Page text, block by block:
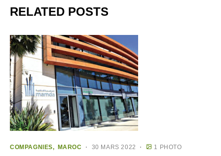
RELATED POSTS
COMPAGNIES MAROC 30 MARS 2022 1 PHOTO